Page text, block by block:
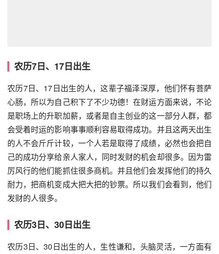
农历7日、17日出生
农历7日、17日出生的人，这辈子福泽深厚，他们怀有菩萨
心肠，所以为自己积下了不少功德！在财运方面来说，不论
是职场上的升职加薪，或者是自主创业的这一部分人群，都
会受着时运的影响事事顺利容易取得成功。并且这两天出生
的人不会斤斤计较，一个人若是取得了成绩，必然也会把自
己的成功分享给亲人家人，同时发财的机会却很多。因为雷
厉风行的他们能抓住很多商机。并且他们会发挥他们的持久
耐力，把商机变成大把大把的钞票。所以我们会看到，他们
发财的人很多。
农历3日、30日出生
农历3日、30日出生的人，生性谦和，头脑灵活，一方面有